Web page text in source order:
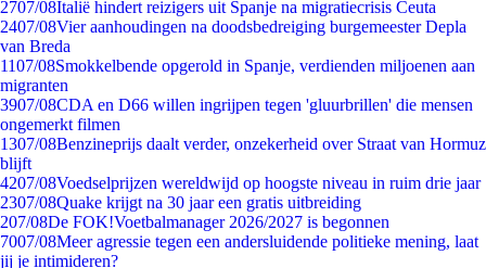
2707/08Italië hindert reizigers uit Spanje na migratiecrisis Ceuta
2407/08Vier aanhoudingen na doodsbedreiging burgemeester Depla
van Breda
1107/08Smokkelbende opgerold in Spanje, verdienden miljoenen aan
migranten
3907/08CDA en D66 willen ingrijpen tegen 'gluurbrillen' die mensen
ongemerkt filmen
1307/08Benzineprijs daalt verder, onzekerheid over Straat van Hormuz
blijft
4207/08Voedselprijzen wereldwijd op hoogste niveau in ruim drie jaar
2307/08Quake krijgt na 30 jaar een gratis uitbreiding
207/08De FOK!Voetbalmanager 2026/2027 is begonnen
7007/08Meer agressie tegen een andersluidende politieke mening, laat
jij je intimideren?